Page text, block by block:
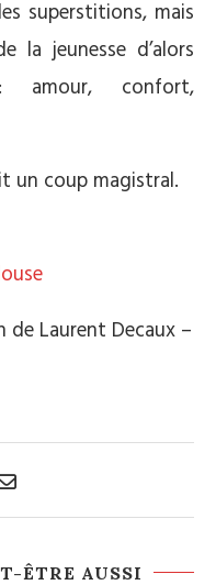
superstitions, mais
la jeunesse d’alors
amour, confort,
un coup magistral.
de Laurent Decaux –
ÊTRE AUSSI